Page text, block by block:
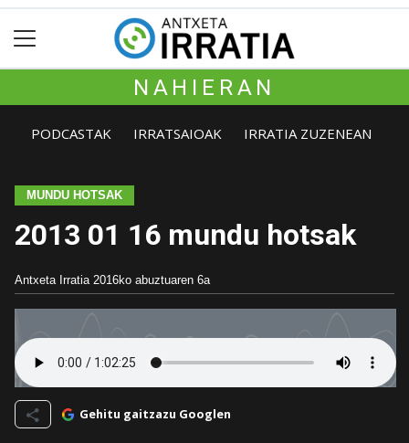
NAHIERAN
PODCASTAK IRRATSAIOAK IRRATIA ZUZENEAN
MUNDU HOTSAK
2013 01 16 mundu hotsak
Antxeta Irratia 2016ko abuztuaren 6a
Gehitu gaitzazu Googlen